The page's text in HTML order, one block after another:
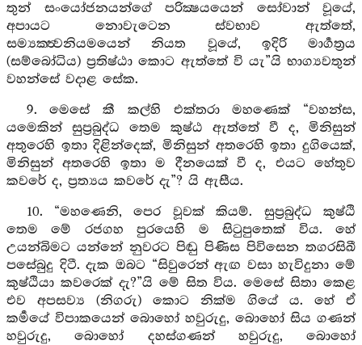
තුන් සංයෝජනයන්ගේ පරික්‍ෂයයෙන් සෝවාන් වූයේ,
අපායට නොවැටෙන ස්වභාව ඇත්තේ,
සම්‍යක‍්ත්‍වනියමයෙන් නියත වූයේ, ඉදිරි මාර්‍ගත්‍රය
(සම්බෝධිය) ප්‍රතිෂ්ඨා කොට ඇත්තේ වි යැ”යි භාග්‍යවතුන්
වහන්සේ වදාළ සේක.
9. මෙසේ කී කල්හි එක්තරා මහණෙක් “වහන්ස,
යමෙකින් සුප්‍රබුද්ධ තෙම කුෂ්ඨ ඇත්තේ වී ද, මිනිසුන්
අතුරෙහි ඉතා දිළින්දෙක්, මිනිසුන් අතරෙහි ඉතා දුගියෙක්,
මිනිසුන් අතරෙහි ඉතා ම දීනයෙක් වී ද, එයට හේතුව
කවරේ ද, ප්‍රත්‍යය කවරේ දැ”? යි ඇසීය.
10. “මහණෙනි, පෙර වූවක් කියම්. සුප්‍රබුද්ධ කුෂ්ඨි
තෙම මේ රජගහ පුරයෙහි ම සිටුපුතෙක් විය. හේ
උයන්බිමට යන්නේ නුවරට පිඬු පිණිස පිවිසෙන තගරසිඛී
පසේබුදු දිටී. දැක ඔබට “සිවුරෙන් ඇඟ වසා හැවිදුනා මේ
කුෂ්ඨියා කවරෙක් දැ?”යි මේ සිත විය. මෙසේ සිතා කෙළ
එව අපසව්‍ය (නිගරු) කොට නික්ම ගියේ ය. හේ ඒ
කර්‍මයේ විපාකයෙන් බොහෝ හවුරුදු, බොහෝ සිය ගණන්
හවුරුදු, බොහෝ දහස්ගණන් හවුරුදු, බොහෝ